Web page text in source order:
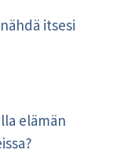
itsesi
elämän